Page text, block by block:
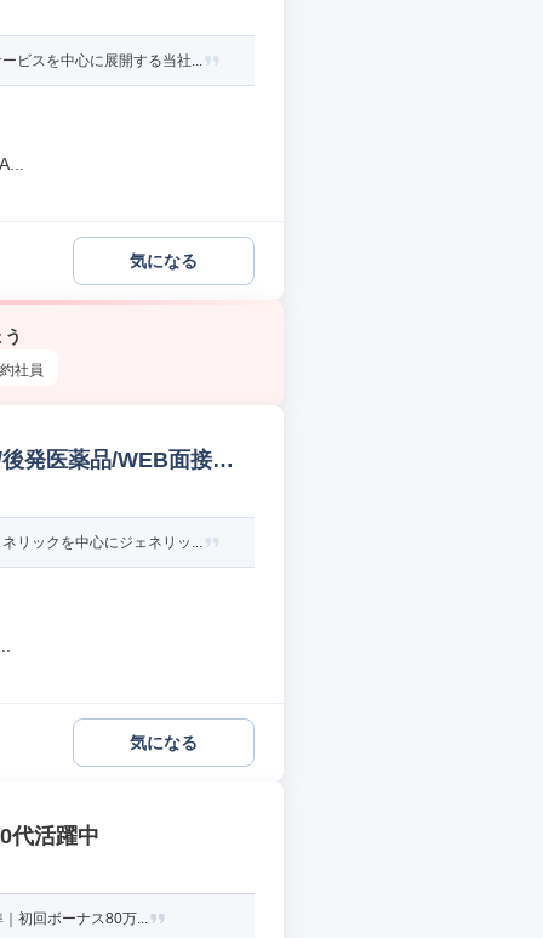
ビスを中心に展開する当社...
気になる
社員
発医薬品/WEB面接可
リックを中心にジェネリッ...
気になる
代活躍中
初回ボーナス80万...